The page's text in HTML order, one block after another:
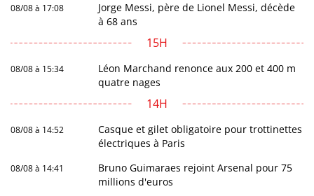
08/08 à 17:08
Jorge Messi, père de Lionel Messi, décède
à 68 ans
15H
08/08 à 15:34
Léon Marchand renonce aux 200 et 400 m
quatre nages
14H
08/08 à 14:52
Casque et gilet obligatoire pour trottinettes
électriques à Paris
08/08 à 14:41
Bruno Guimaraes rejoint Arsenal pour 75
millions d'euros